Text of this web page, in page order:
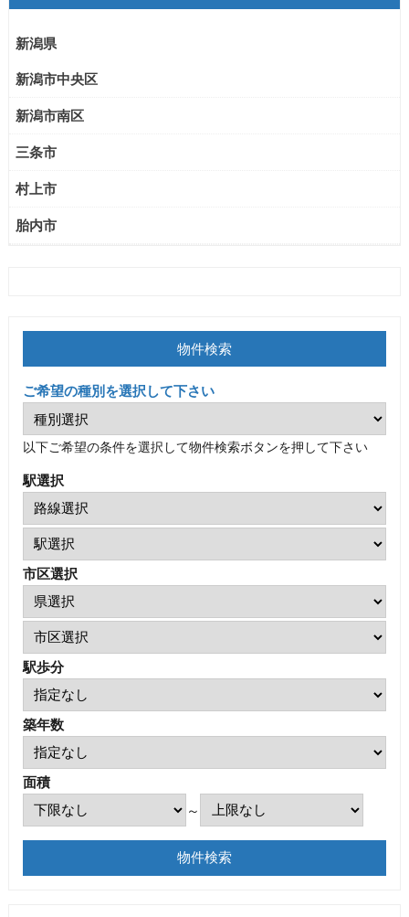
新潟県
新潟市中央区
新潟市南区
三条市
村上市
胎内市
物件検索
ご希望の種別を選択して下さい
以下ご希望の条件を選択して物件検索ボタンを押して下さい
駅選択
市区選択
駅歩分
築年数
面積
～